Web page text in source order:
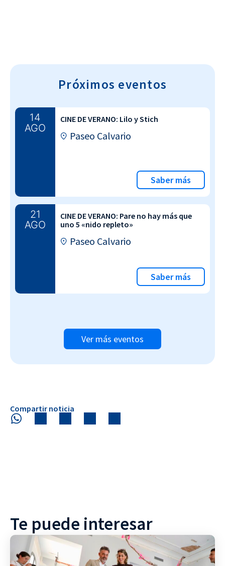
Próximos eventos
14
AGO
CINE DE VERANO: Lilo y Stich
Paseo Calvario
Saber más
21
AGO
CINE DE VERANO: Pare no hay más que
uno 5 «nido repleto»
Paseo Calvario
Saber más
Ver más eventos
Compartir noticia
Te puede interesar